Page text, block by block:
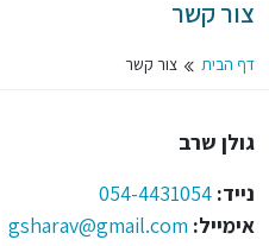
צור קשר
דף הבית צור קשר
גולן שרב
נייד: 054-4431054
אימייל: gsharav@gmail.com